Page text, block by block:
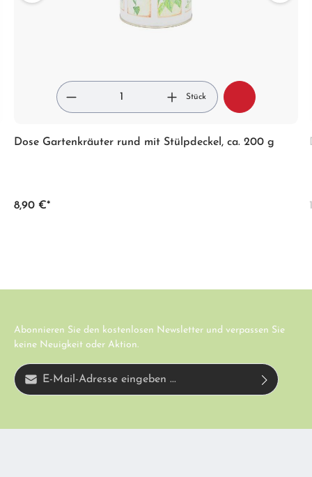
Stück
Dose Gartenkräuter rund mit Stülpdeckel, ca. 200 g
8,90 €*
Abonnieren Sie den kostenlosen Newsletter und verpassen Sie
keine Neuigkeit oder Aktion.
E-Mail-Adresse*